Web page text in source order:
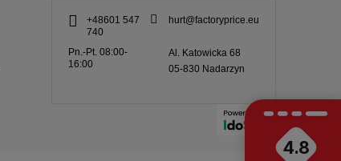
+48601 547
740
hurt@factoryprice.eu
Pn.-Pt. 08:00-
16:00
Al. Katowicka 68
05-830 Nadarzyn
4.8